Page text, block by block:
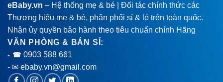
eBaby.vn – Hệ thống mẹ & bé | Đối tác chính thức các
Thương hiệu mẹ & bé, phân phối sỉ & lẻ trên toàn quốc.
Nhận ủy quyền bảo hành theo tiêu chuẩn chính Hãng
VĂN PHÒNG & BÁN SỈ:
- ☎ 0903 588 661
- ✉ ebaby.vn@gmail.com